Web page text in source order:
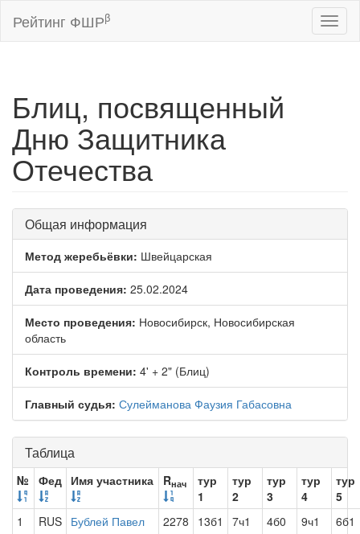
Рейтинг ФШРβ
Блиц, посвященный
Дню Защитника
Отечества
Общая информация
Метод жеребьёвки: Швейцарская
Дата проведения: 25.02.2024
Место проведения: Новосибирск, Новосибирская
область
Контроль времени: 4' + 2" (Блиц)
Главный судья: Сулейманова Фаузия Габасовна
Таблица
№ Фед Имя участника Rнач
тур
1
тур
2
тур
3
тур
4
тур
5
1
RUS Бублей Павел 2278 13б1 7ч1 4б0 9ч1 6б1